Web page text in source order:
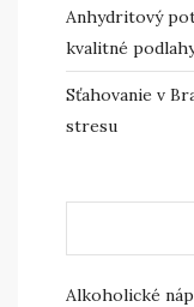
Anhydritový
kvalitné
Sťahovanie v
stresu
Alkoholické